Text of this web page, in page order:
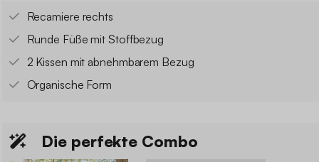
Recamiere rechts
Runde Füße mit Stoffbezug
2 Kissen mit abnehmbarem Bezug
Organische Form
Die perfekte Combo